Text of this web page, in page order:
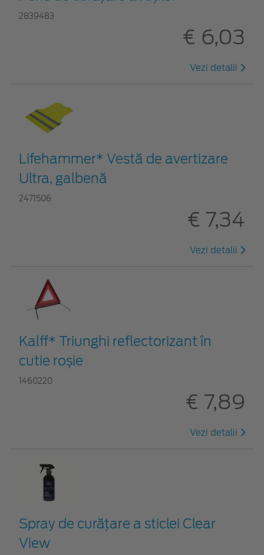
2839483
€ 6,03
Vezi detalii
Lifehammer* Vestă de avertizare
Ultra, galbenă
2471506
€ 7,34
Vezi detalii
Kalff* Triunghi reflectorizant în
cutie roșie
1460220
€ 7,89
Vezi detalii
Spray de curățare a sticlei Clear
View